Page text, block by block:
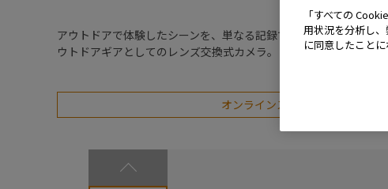
アウトドアで体験したシーンを、単なる記録でなく、作品として
ウトドアギアとしてのレンズ交換式カメラ。
オンラインストアなら３年保証付
「すべての
用状況を分析し
に同意したことに